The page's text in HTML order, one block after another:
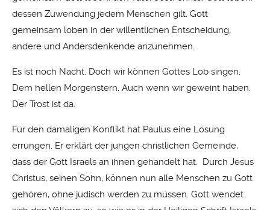
dessen Zuwendung jedem Menschen gilt. Gott
gemeinsam loben in der willentlichen Entscheidung,
andere und Andersdenkende anzunehmen.
Es ist noch Nacht. Doch wir können Gottes Lob singen.
Dem hellen Morgenstern. Auch wenn wir geweint haben.
Der Trost ist da.
Für den damaligen Konflikt hat Paulus eine Lösung
errungen. Er erklärt der jungen christlichen Gemeinde,
dass der Gott Israels an ihnen gehandelt hat. Durch Jesus
Christus, seinen Sohn, können nun alle Menschen zu Gott
gehören, ohne jüdisch werden zu müssen. Gott wendet